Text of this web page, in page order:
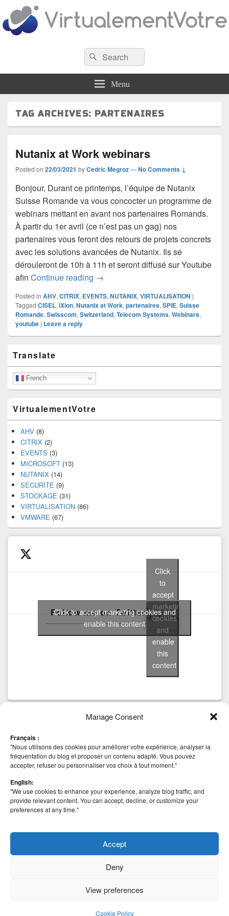
Manage Consent
Français :
"Nous utilisons des cookies pour améliorer votre expérience, analyser la
fréquentation du blog et proposer un contenu adapté. Vous pouvez
accepter, refuser ou personnaliser vos choix à tout moment."
English:
"We use cookies to enhance your experience, analyze blog traffic, and
provide relevant content. You can accept, decline, or customize your
preferences at any time."
Accept
Deny
View preferences
Cookie Policy
VirtualementVotre
Blog francophone sur la virtualisation
Search
for:
Search
Menu
TAG ARCHIVES: PARTENAIRES
Nutanix at Work webinars
Posted on 22/03/2021 byCedric Megroz—No Comments ↓
Bonjour, Durant ce printemps, l’équipe de Nutanix
Suisse Romande va vous concocter un programme de
webinars mettant en avant nos partenaires Romands.
À partir du 1er avril (ce n’est pas un gag) nos
partenaires vous feront des retours de projets concrets
avec les solutions avancées de Nutanix. Ils se
dérouleront de 10h à 11h et seront diffusé sur Youtube
afin Continue reading Nutanix at Work webinars
→
Posted in AHV, CITRIX, EVENTS, NUTANIX, VIRTUALISATION |
Tagged CISEL, iXion, Nutanix at Work, partenaires, SPIE, Suisse
Romande, Swisscom, Switzerland, Telecom Systems, Webinars,
youtube | Leave a reply
Sidebar
Widget
Area
Translate
French
VirtualementVotre
AHV (8)
CITRIX (2)
EVENTS (3)
MICROSOFT (13)
NUTANIX (14)
SECURITE (9)
STOCKAGE (31)
VIRTUALISATION (86)
VMWARE (67)
Follow me on TwitterMy Tweets
Click
to
accept
marketing
cookies
and
enable
this
content
Click to accept marketing cookies and
enable this content
AHVanti virus Backup block CBT Cluster Mode
Community
Edition Deep Security 8 esxi HA Hyper-vinstallation
MICROSOFT Mise à jour Nutanix scvmm
Site Recovery Manager
VHD VHDX VIRTUALISATION VMDK VMFS 5 vmfs 5.58
VMWARE vSphere 5
ReplicationvSphere Web Client Windows 8 windows
Theme: Catch Box byCatch Themes